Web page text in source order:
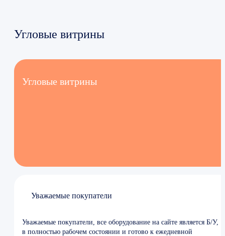
Угловые витрины
Угловые витрины
Уважаемые покупатели
Уважаемые покупатели, все оборудование на сайте является Б/У,
в полностью рабочем состоянии и готово к ежедневной